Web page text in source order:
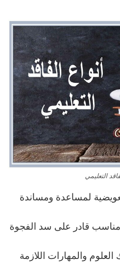
التعليمي
لمساعدة ومساندة
قادر على سد الفجوة
والمهارات اللازمة